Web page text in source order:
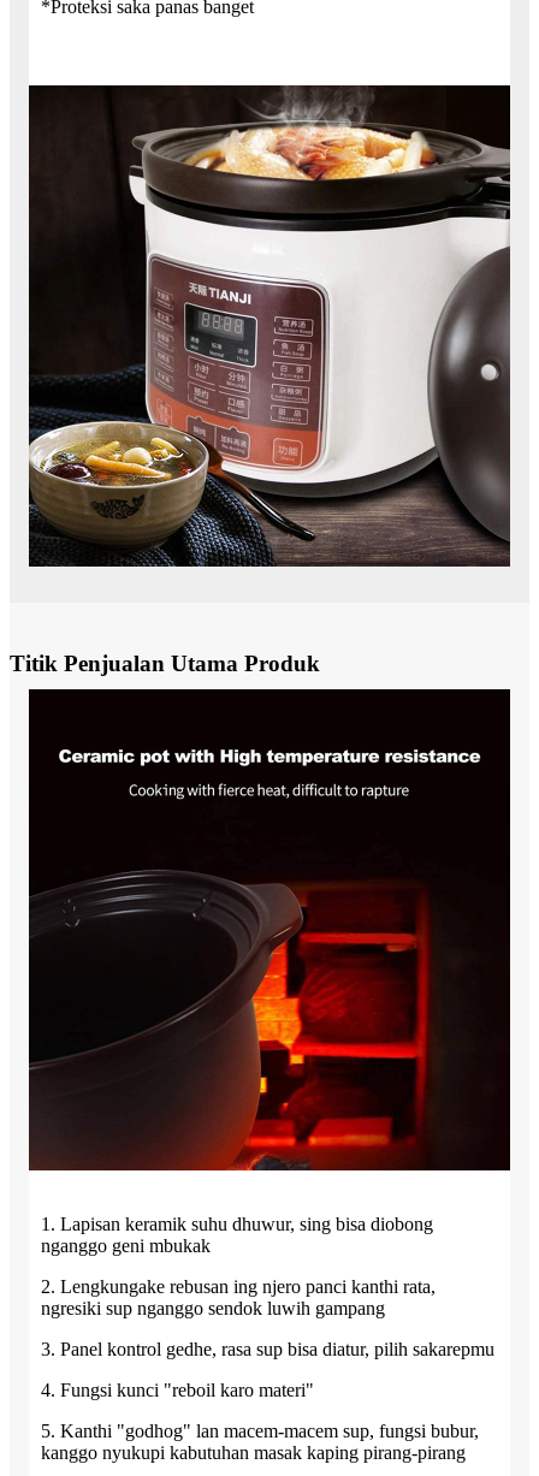
*Proteksi saka panas banget
Titik Penjualan Utama Produk
1. Lapisan keramik suhu dhuwur, sing bisa diobong
nganggo geni mbukak
2. Lengkungake rebusan ing njero panci kanthi rata,
ngresiki sup nganggo sendok luwih gampang
3. Panel kontrol gedhe, rasa sup bisa diatur, pilih sakarepmu
4. Fungsi kunci "reboil karo materi"
5. Kanthi "godhog" lan macem-macem sup, fungsi bubur,
kanggo nyukupi kabutuhan masak kaping pirang-pirang